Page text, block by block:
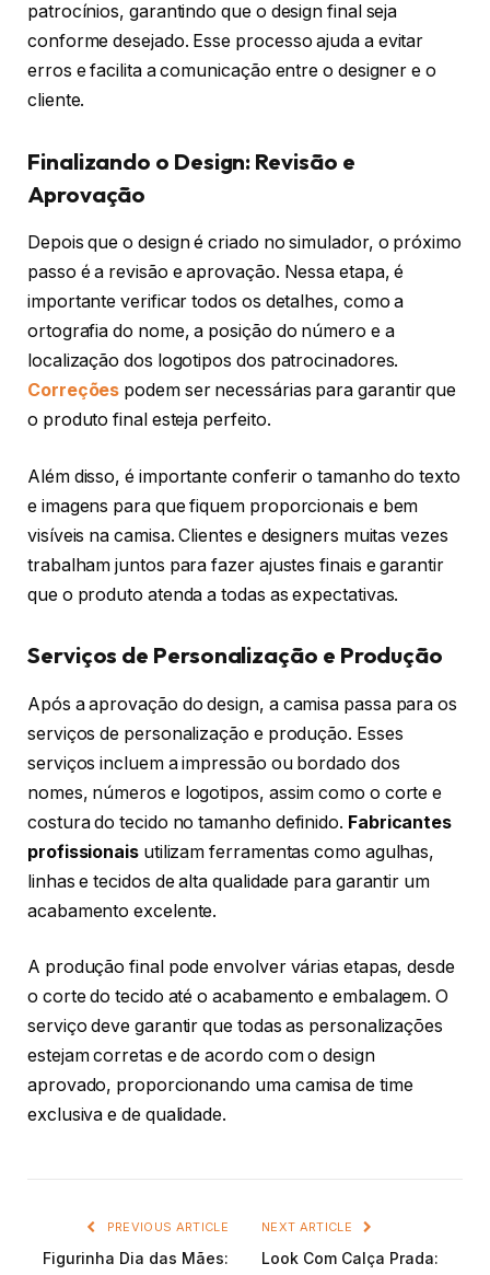
patrocínios, garantindo que o design final seja
conforme desejado. Esse processo ajuda a evitar
erros e facilita a comunicação entre o designer e o
cliente.
Finalizando o Design: Revisão e
Aprovação
Depois que o design é criado no simulador, o próximo
passo é a revisão e aprovação. Nessa etapa, é
importante verificar todos os detalhes, como a
ortografia do nome, a posição do número e a
localização dos logotipos dos patrocinadores.
Correções podem ser necessárias para garantir que
o produto final esteja perfeito.
Além disso, é importante conferir o tamanho do texto
e imagens para que fiquem proporcionais e bem
visíveis na camisa. Clientes e designers muitas vezes
trabalham juntos para fazer ajustes finais e garantir
que o produto atenda a todas as expectativas.
Serviços de Personalização e Produção
Após a aprovação do design, a camisa passa para os
serviços de personalização e produção. Esses
serviços incluem a impressão ou bordado dos
nomes, números e logotipos, assim como o corte e
costura do tecido no tamanho definido. Fabricantes
profissionaisutilizam ferramentas como agulhas,
linhas e tecidos de alta qualidade para garantir um
acabamento excelente.
A produção final pode envolver várias etapas, desde
o corte do tecido até o acabamento e embalagem. O
serviço deve garantir que todas as personalizações
estejam corretas e de acordo com o design
aprovado, proporcionando uma camisa de time
exclusiva e de qualidade.
PREVIOUS ARTICLE
Figurinha Dia das Mães:
NEXT ARTICLE
Look Com Calça Prada: